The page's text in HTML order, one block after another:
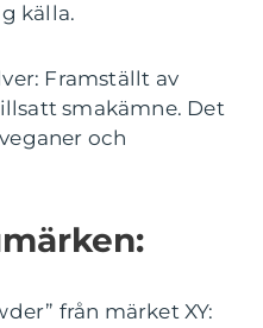
källa.
Framställt av
smakämne. Det
och
från märket XY: